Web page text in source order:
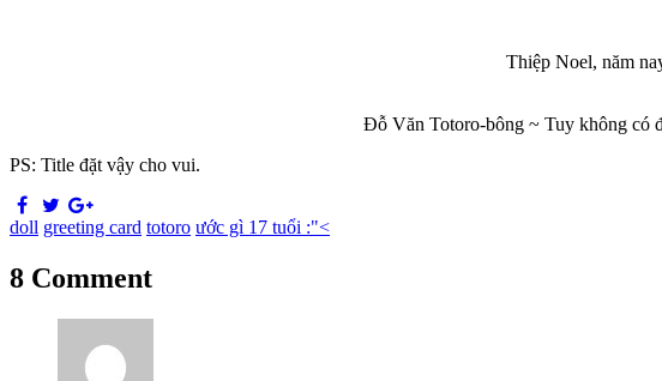
Thiệp Noel, năm
Đỗ Văn Totoro-bông ~ Tuy không có
PS: Title đặt vậy cho vui.
doll greeting card totoro ước gì 17 tuổi :"<
8 Comment